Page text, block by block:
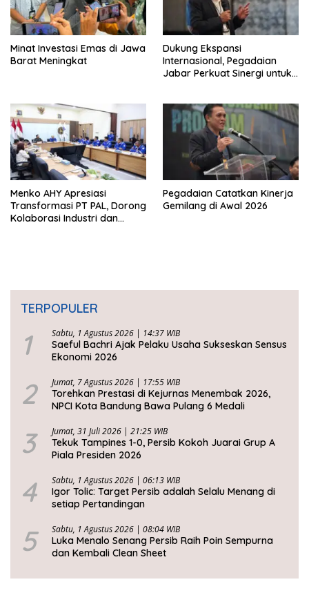
Minat Investasi Emas di Jawa
Barat Meningkat
Dukung Ekspansi
Internasional, Pegadaian
Jabar Perkuat Sinergi untuk
Menko AHY Apresiasi
Transformasi PT PAL, Dorong
Kolaborasi Industri dan
Pegadaian Catatkan Kinerja
Gemilang di Awal 2026
TERPOPULER
1 Sabtu, 1 Agustus 2026 | 14:37 WIB
Saeful Bachri Ajak Pelaku Usaha Sukseskan Sensus
Ekonomi 2026
2 Jumat, 7 Agustus 2026 | 17:55 WIB
Torehkan Prestasi di Kejurnas Menembak 2026,
NPCI Kota Bandung Bawa Pulang 6 Medali
3 Jumat, 31 Juli 2026 | 21:25 WIB
Tekuk Tampines 1-0, Persib Kokoh Juarai Grup A
Piala Presiden 2026
4 Sabtu, 1 Agustus 2026 | 06:13 WIB
Igor Tolic: Target Persib adalah Selalu Menang di
setiap Pertandingan
5 Sabtu, 1 Agustus 2026 | 08:04 WIB
Luka Menalo Senang Persib Raih Poin Sempurna
dan Kembali Clean Sheet